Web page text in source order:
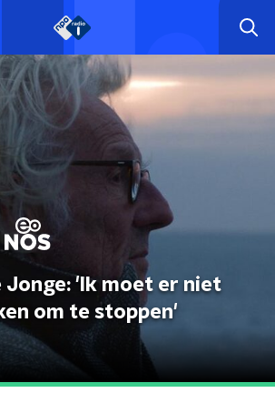
Jonge: 'Ik moet er niet
om te stoppen'